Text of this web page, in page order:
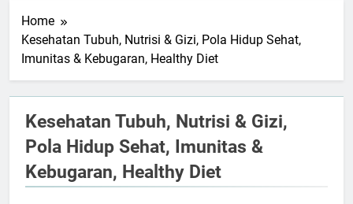
Home
Kesehatan Tubuh, Nutrisi & Gizi, Pola Hidup Sehat,
Imunitas & Kebugaran, Healthy Diet
Kesehatan Tubuh, Nutrisi & Gizi,
Pola Hidup Sehat, Imunitas &
Kebugaran, Healthy Diet